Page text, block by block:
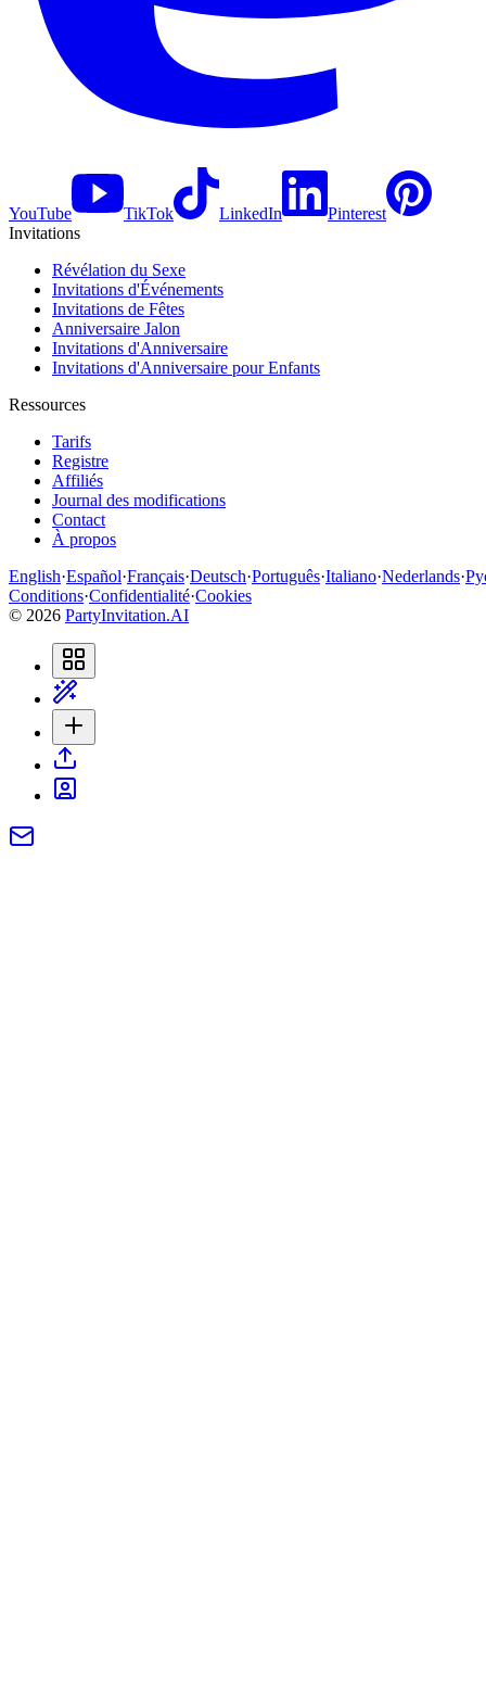
YouTube TikTok LinkedIn
Pinterest
Invitations
Révélation du Sexe
Invitations d'Événements
Invitations de Fêtes
Anniversaire Jalon
Invitations d'Anniversaire
Invitations d'Anniversaire pour Enfants
Ressources
Tarifs
Registre
Affiliés
Journal des modifications
Contact
À propos
English·Español·Français·Deutsch·Português·Italiano·Nederlands·
Conditions·Confidentialité·Cookies
© 2026 PartyInvitation.AI